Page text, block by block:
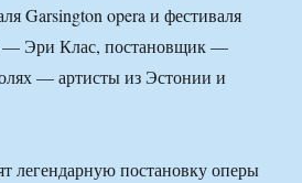
Garsington opera и фестиваля
— Эри Клас, постановщик —
— артисты из Эстонии и
легендарную постановку оперы